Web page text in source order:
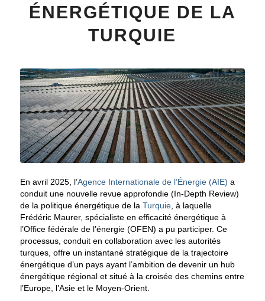
ÉNERGÉTIQUE DE LA
TURQUIE
En avril 2025, l’Agence Internationale de l’Énergie (AIE) a
conduit une nouvelle revue approfondie (In-Depth Review)
de la politique énergétique de la Turquie, à laquelle
Frédéric Maurer, spécialiste en efficacité énergétique à
l’Office fédérale de l’énergie (OFEN) a pu participer. Ce
processus, conduit en collaboration avec les autorités
turques, offre un instantané stratégique de la trajectoire
énergétique d’un pays ayant l’ambition de devenir un hub
énergétique régional et situé à la croisée des chemins entre
l’Europe, l’Asie et le Moyen-Orient.